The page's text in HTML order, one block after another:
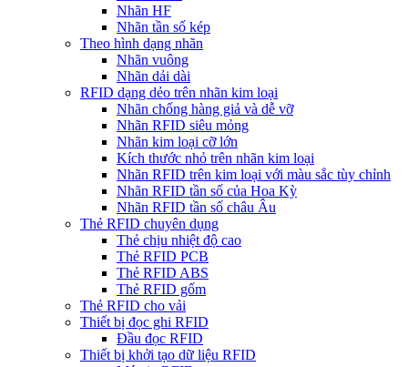
Nhãn HF
Nhãn tần số kép
Theo hình dạng nhãn
Nhãn vuông
Nhãn dải dài
RFID dạng dẻo trên nhãn kim loại
Nhãn chống hàng giả và dễ vỡ
Nhãn RFID siêu mỏng
Nhãn kim loại cỡ lớn
Kích thước nhỏ trên nhãn kim loại
Nhãn RFID trên kim loại với màu sắc tùy chỉnh
Nhãn RFID tần số của Hoa Kỳ
Nhãn RFID tần số châu Âu
Thẻ RFID chuyên dụng
Thẻ chịu nhiệt độ cao
Thẻ RFID PCB
Thẻ RFID ABS
Thẻ RFID gốm
Thẻ RFID cho vải
Thiết bị đọc ghi RFID
Đầu đọc RFID
Thiết bị khởi tạo dữ liệu RFID